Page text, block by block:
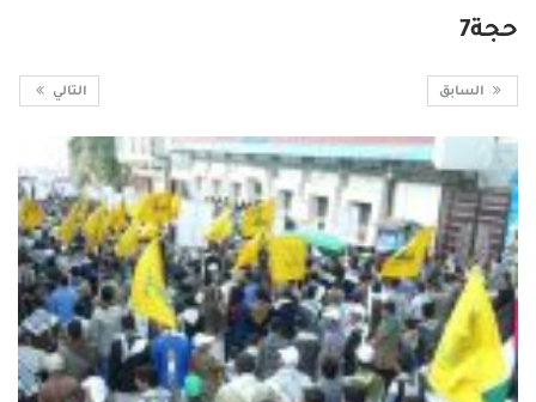
حجة7
التالي السابق